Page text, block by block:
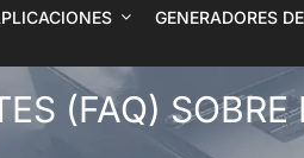
GENERADORES
(FAQ)